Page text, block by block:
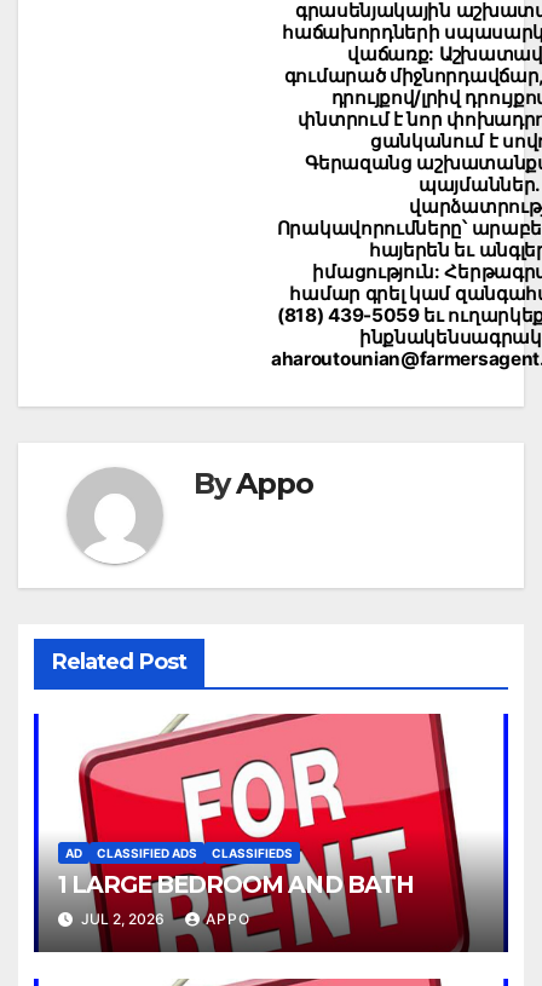
գրասենյակային
հաճախորդների
վաճառք:
գումարած
դրույքով/լրիվ
փնտրում է նոր
ցանկանում է
Գերազանց
Որակավորումները՝
հայերեն եւ
իմացություն:
համար գրել կամ
(818) 439-5059 եւ
ByAppo
Related Post
AD CLASSIFIED ADS CLASSIFIEDS
1 LARGE BEDROOM AND BATH
JUL 2, 2026 APPO